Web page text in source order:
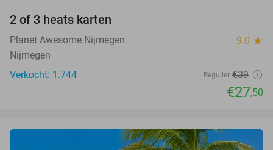
2 of 3 heats karten
Planet Awesome Nijmegen 9.0 star
Nijmegen
Verkocht: 1.744
Regulier €39
€27,50